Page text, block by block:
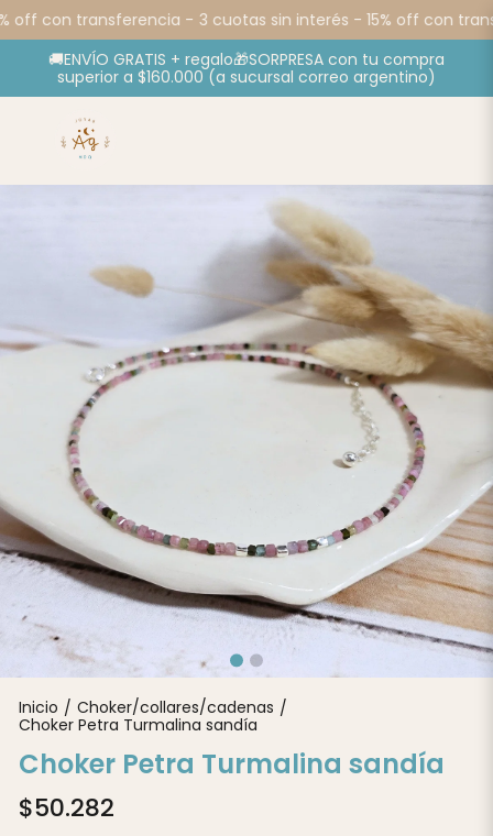
off con transferencia - 3 cuotas sin interés - 15% off con
🚚ENVÍO GRATIS + regalo🎁SORPRESA con tu compra
superior a $160.000 (a sucursal correo argentino)
Inicio / Choker/collares/cadenas /
Choker Petra Turmalina sandía
Choker Petra Turmalina sandía
$50.282